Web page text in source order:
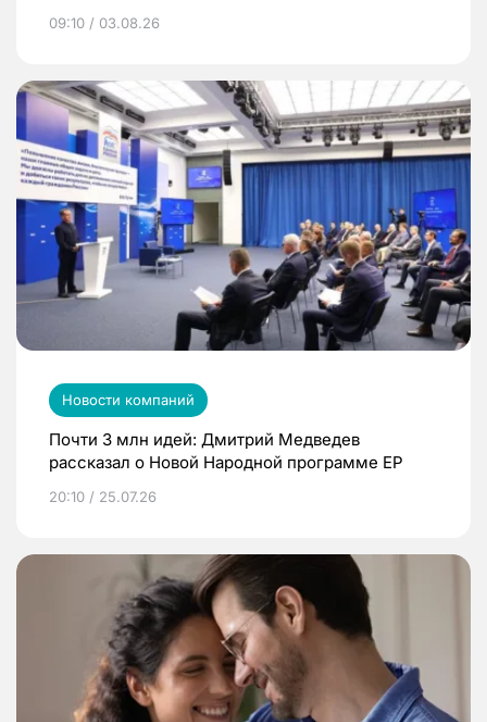
09:10 / 03.08.26
Новости компаний
Почти 3 млн идей: Дмитрий Медведев
рассказал о Новой Народной программе ЕР
20:10 / 25.07.26